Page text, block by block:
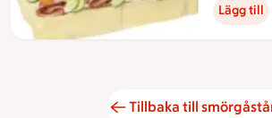
Lägg till
Tillbaka till